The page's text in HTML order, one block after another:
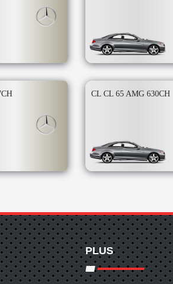
CL CL 65 AMG 630CH
PLUS